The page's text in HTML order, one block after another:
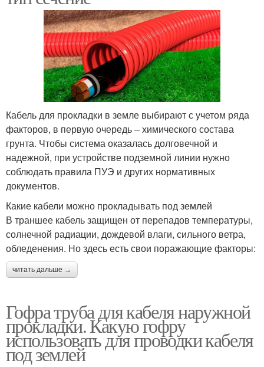
Кабель для прокладки в земле выбирают с учетом ряда
факторов, в первую очередь – химического состава
грунта. Чтобы система оказалась долговечной и
надежной, при устройстве подземной линии нужно
соблюдать правила ПУЭ и других нормативных
документов.
Какие кабели можно прокладывать под землей
В траншее кабель защищен от перепадов температуры,
солнечной радиации, дождевой влаги, сильного ветра,
обледенения. Но здесь есть свои поражающие факторы:
читать дальше →
Гофра труба для кабеля наружной
прокладки. Какую гофру
использовать для проводки кабеля
под землей